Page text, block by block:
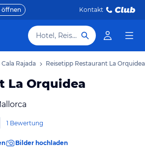
öffnen Kontakt
Hotel, Reiseziel
Rajada Reisetipp Restaurant La Orquidea
La Orquidea
1 Bewertung
Bilder hochladen